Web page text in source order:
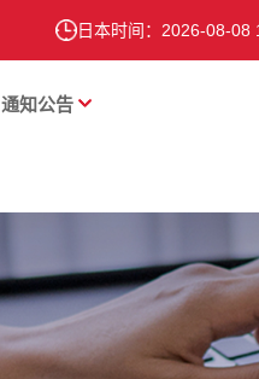
日本时间： 2026-08-08
通知公告